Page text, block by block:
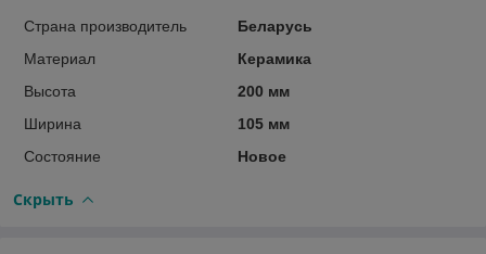
Страна производитель
Беларусь
Материал
Керамика
Высота
200 мм
Ширина
105 мм
Состояние
Новое
Скрыть